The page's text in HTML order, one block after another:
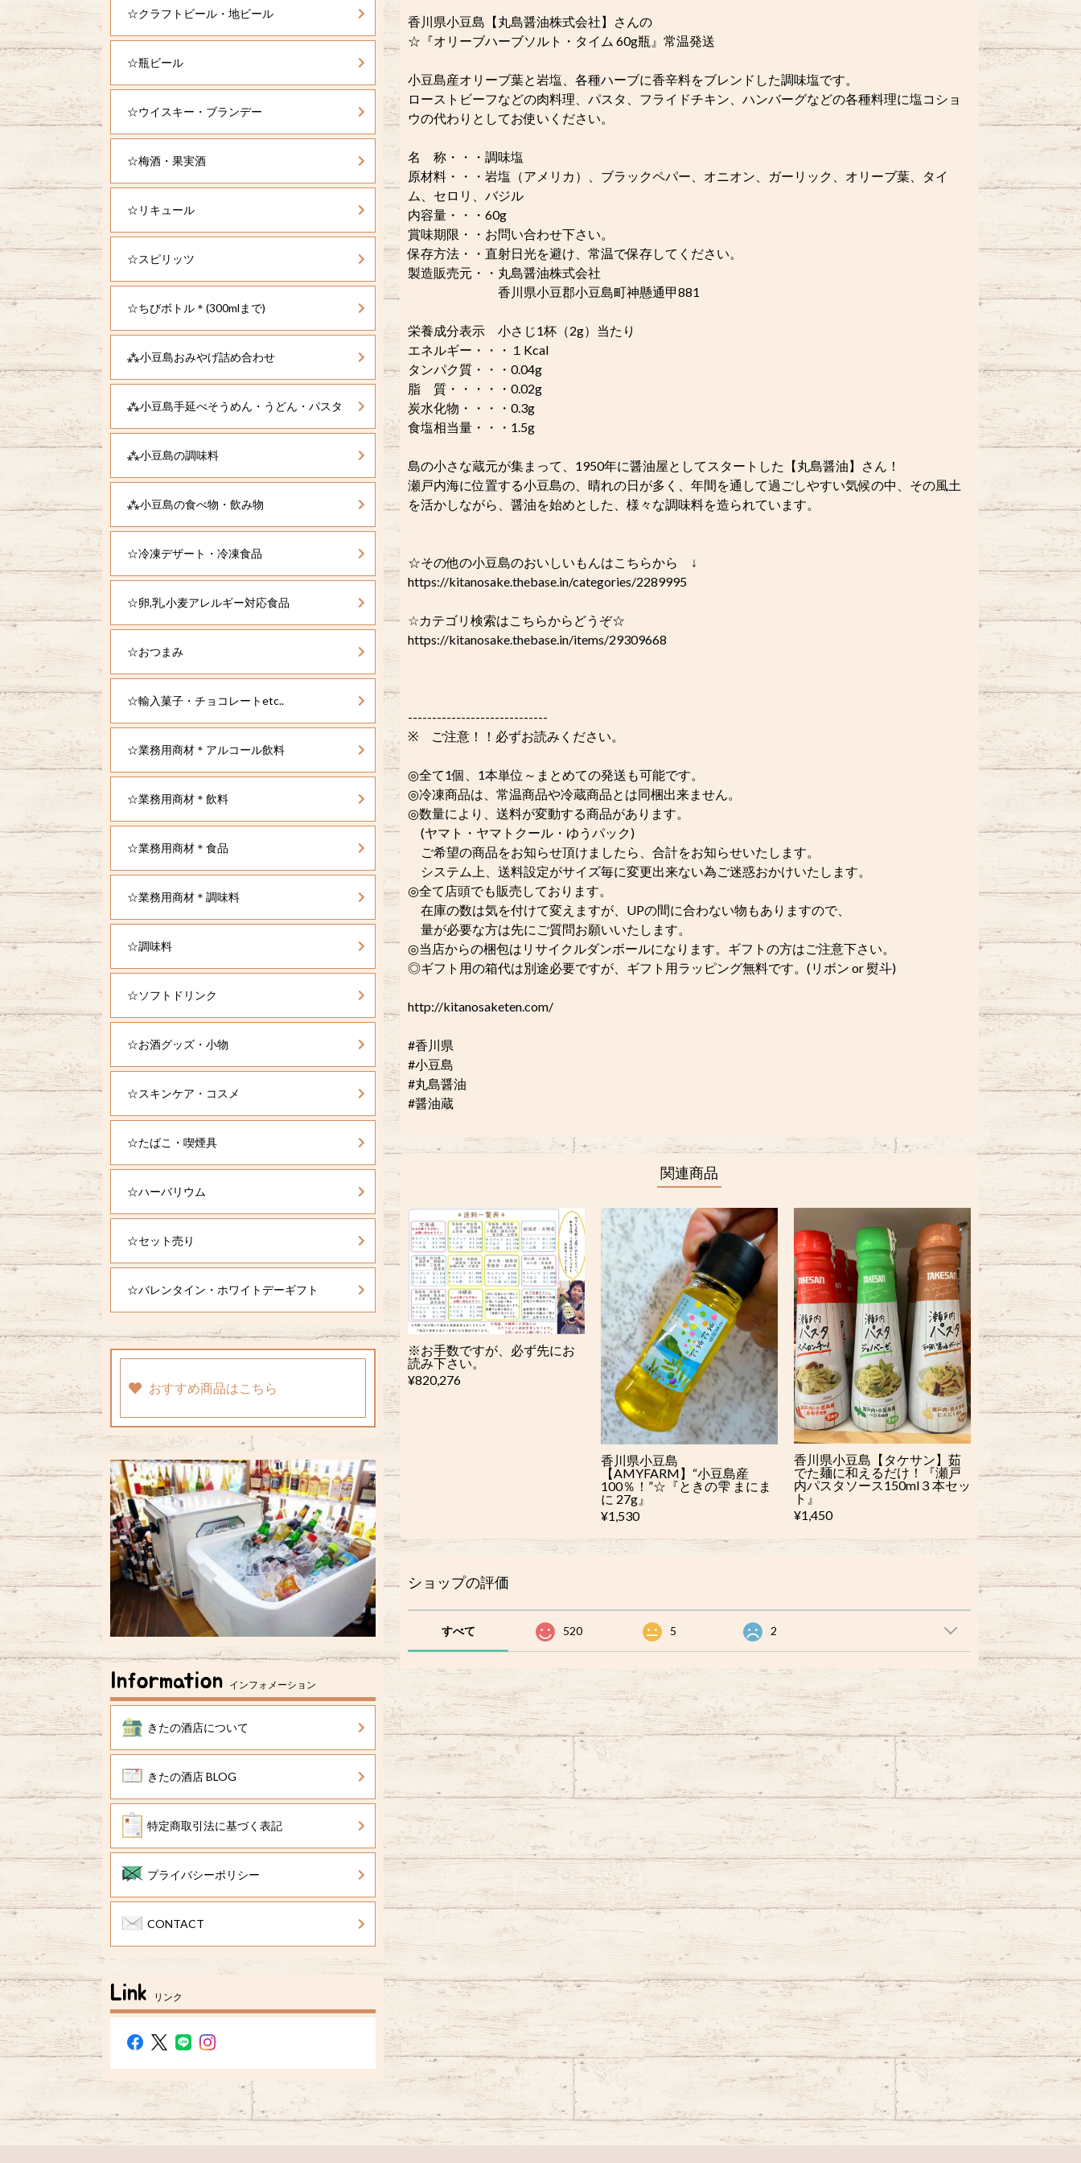
香川県小豆島【丸島醤油株式会社】さんの
☆『オリーブハーブソルト・タイム 60g瓶』常温発送
小豆島産オリーブ葉と岩塩、各種ハーブに香辛料をブレンドした調味塩です。
ローストビーフなどの肉料理、パスタ、フライドチキン、ハンバーグなどの各種料理に塩コショ
ウの代わりとしてお使いください。
名 称・・・調味塩
原材料・・・岩塩（アメリカ）、ブラックペパー、オニオン、ガーリック、オリーブ葉、タイ
ム、セロリ、バジル
内容量・・・60g
賞味期限・・お問い合わせ下さい。
保存方法・・直射日光を避け、常温で保存してください。
製造販売元・・丸島醤油株式会社
香川県小豆郡小豆島町神懸通甲881
栄養成分表示 小さじ1杯（2g）当たり
エネルギー・・・１Kcal
タンパク質・・・0.04g
脂 質・・・・・0.02g
炭水化物・・・・0.3g
食塩相当量・・・1.5g
島の小さな蔵元が集まって、1950年に醤油屋としてスタートした【丸島醤油】さん！
瀬戸内海に位置する小豆島の、晴れの日が多く、年間を通して過ごしやすい気候の中、その風土
を活かしながら、醤油を始めとした、様々な調味料を造られています。
☆その他の小豆島のおいしいもんはこちらから ↓
https://kitanosake.thebase.in/categories/2289995
☆カテゴリ検索はこちらからどうぞ☆
https://kitanosake.thebase.in/items/29309668
-----------------------------
※ ご注意！！必ずお読みください。
◎全て1個、1本単位～まとめての発送も可能です。
◎冷凍商品は、常温商品や冷蔵商品とは同梱出来ません。
◎数量により、送料が変動する商品があります。
(ヤマト・ヤマトクール・ゆうパック)
ご希望の商品をお知らせ頂けましたら、合計をお知らせいたします。
システム上、送料設定がサイズ毎に変更出来ない為ご迷惑おかけいたします。
◎全て店頭でも販売しております。
在庫の数は気を付けて変えますが、UPの間に合わない物もありますので、
量が必要な方は先にご質問お願いいたします。
◎当店からの梱包はリサイクルダンボールになります。ギフトの方はご注意下さい。
◎ギフト用の箱代は別途必要ですが、ギフト用ラッピング無料です。(リボン or 熨斗)
http://kitanosaketen.com/
#香川県
#小豆島
#丸島醤油
#醤油蔵
関連商品
※お手数ですが、必ず先にお
読み下さい。
¥820,276
香川県小豆島
【AMYFARM】“小豆島産
100％！”☆『ときの雫 まにま
に 27g』
¥1,530
香川県小豆島【タケサン】茹
でた麺に和えるだけ！『瀬戸
内パスタソース150ml３本セッ
ト』
¥1,450
ショップの評価
すべて 520 5 2
☆クラフトビール・地ビール
☆瓶ビール
☆ウイスキー・ブランデー
☆梅酒・果実酒
☆リキュール
☆スピリッツ
☆ちびボトル＊(300mlまで)
⁂小豆島おみやげ詰め合わせ
⁂小豆島手延べそうめん・うどん・パスタ
⁂小豆島の調味料
⁂小豆島の食べ物・飲み物
☆冷凍デザート・冷凍食品
☆卵,乳,小麦アレルギー対応食品
☆おつまみ
☆輸入菓子・チョコレートetc..
☆業務用商材＊アルコール飲料
☆業務用商材＊飲料
☆業務用商材＊食品
☆業務用商材＊調味料
☆調味料
☆ソフトドリンク
☆お酒グッズ・小物
☆スキンケア・コスメ
☆たばこ・喫煙具
☆ハーバリウム
☆セット売り
☆バレンタイン・ホワイトデーギフト
おすすめ商品はこちら
Information インフォメーション
きたの酒店について
きたの酒店 BLOG
特定商取引法に基づく表記
プライバシーポリシー
CONTACT
Link リンク